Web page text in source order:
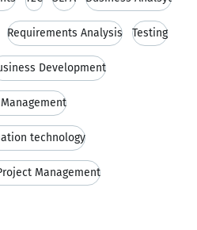
Requirements Analysis Testing
Development
technology
Management